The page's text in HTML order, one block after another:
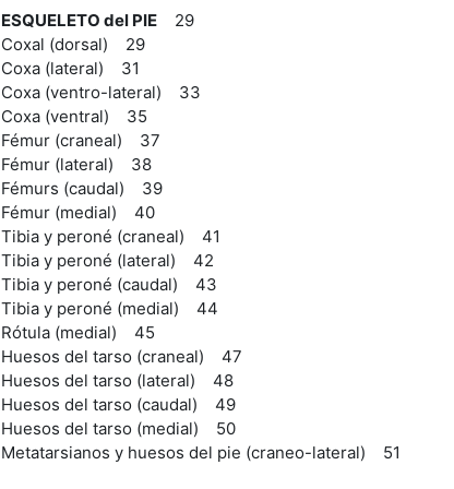
ESQUELETO del PIE29
Coxal (dorsal) 29
Coxa (lateral) 31
Coxa (ventro-lateral) 33
Coxa (ventral) 35
Fémur (craneal) 37
Fémur (lateral) 38
Fémurs (caudal) 39
Fémur (medial) 40
Tibia y peroné (craneal) 41
Tibia y peroné (lateral) 42
Tibia y peroné (caudal) 43
Tibia y peroné (medial) 44
Rótula (medial) 45
Huesos del tarso (craneal) 47
Huesos del tarso (lateral) 48
Huesos del tarso (caudal) 49
Huesos del tarso (medial) 50
Metatarsianos y huesos del pie (craneo-lateral) 51